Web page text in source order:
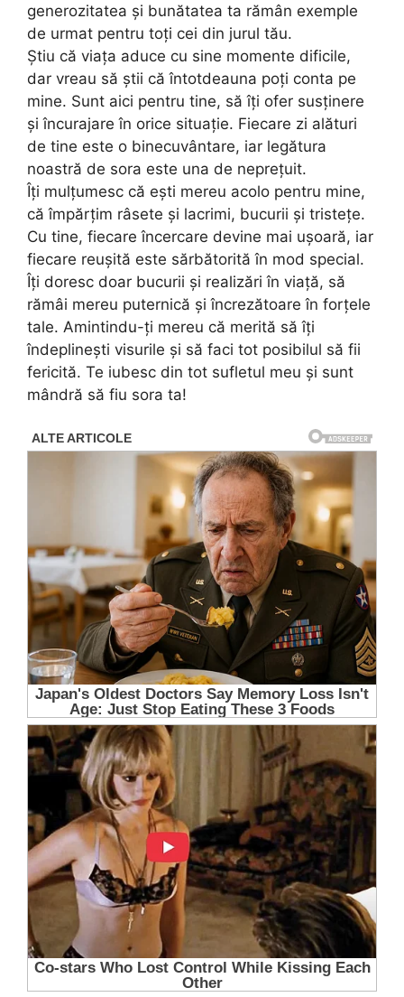
generozitatea și bunătatea ta rămân exemple
de urmat pentru toți cei din jurul tău.
Știu că viața aduce cu sine momente dificile,
dar vreau să știi că întotdeauna poți conta pe
mine. Sunt aici pentru tine, să îți ofer susținere
și încurajare în orice situație. Fiecare zi alături
de tine este o binecuvântare, iar legătura
noastră de sora este una de neprețuit.
Îți mulțumesc că ești mereu acolo pentru mine,
că împărțim râsete și lacrimi, bucurii și tristețe.
Cu tine, fiecare încercare devine mai ușoară, iar
fiecare reușită este sărbătorită în mod special.
Îți doresc doar bucurii și realizări în viață, să
rămâi mereu puternică și încrezătoare în forțele
tale. Amintindu-ți mereu că merită să îți
îndeplinești visurile și să faci tot posibilul să fii
fericită. Te iubesc din tot sufletul meu și sunt
mândră să fiu sora ta!